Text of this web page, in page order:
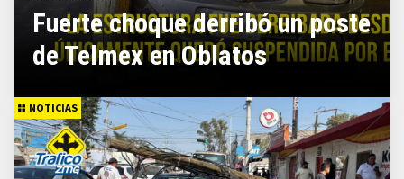
Fuerte choque derribó un poste
de Telmex en Oblatos
NOTICIAS